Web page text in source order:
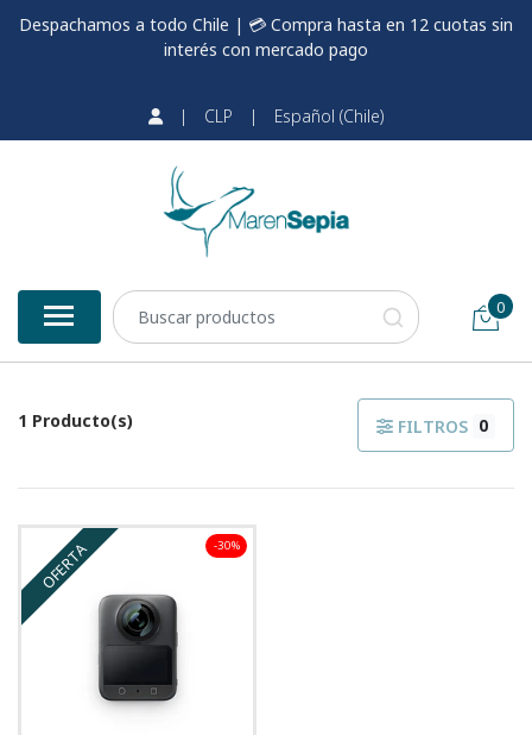
Despachamos a todo Chile | 💳 Compra hasta en 12 cuotas sin
interés con mercado pago
| CLP | Español (Chile)
0
1 Producto(s) FILTROS 0
OFERTA -30%